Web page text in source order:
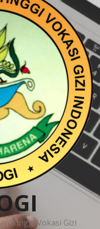
Tinggi Vokasi Gizi